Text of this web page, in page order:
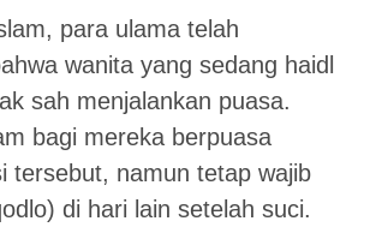
para ulama telah
wanita yang sedang haidl
sah menjalankan puasa.
bagi mereka berpuasa
tersebut, namun tetap wajib
di hari lain setelah suci.